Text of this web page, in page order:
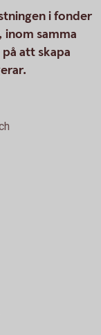
i fonder
samma
att skapa